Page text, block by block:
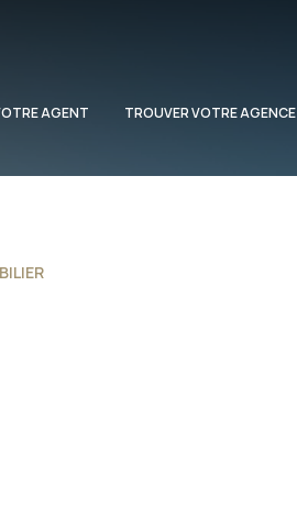
AGENT TROUVER VOTRE AGENCE